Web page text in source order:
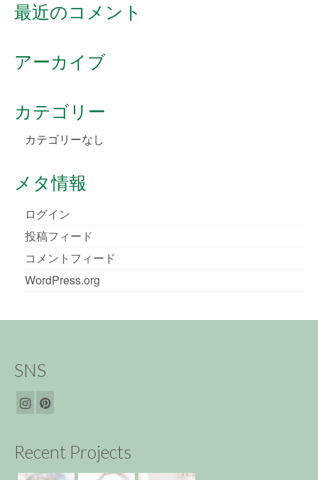
最近のコメント
アーカイブ
カテゴリー
カテゴリーなし
メタ情報
ログイン
投稿フィード
コメントフィード
WordPress.org
SNS
Recent Projects